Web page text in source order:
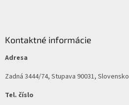
Kontaktné informácie
Adresa
Zadná 3444/74, Stupava 90031, Slovensko
Tel. číslo